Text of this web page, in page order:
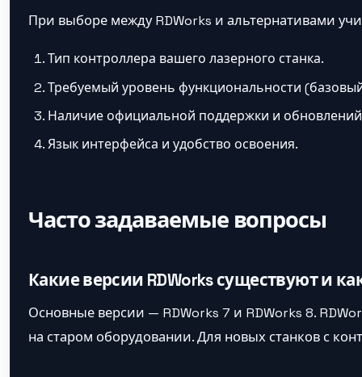
При выборе между RDWorks и альтернативами
Тип контроллера вашего лазерного станка.
Требуемый уровень функциональности
Наличие официальной поддержки и
Язык интерфейса и удобство освоения.
Часто задаваемые вопросы
Какие версии RDWorks существуют и
Основные версии — RDWorks 7 и RDWorks 8.
на старом оборудовании. Для новых станков с